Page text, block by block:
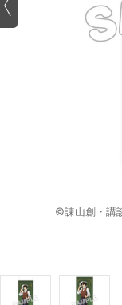
©諫山創・講